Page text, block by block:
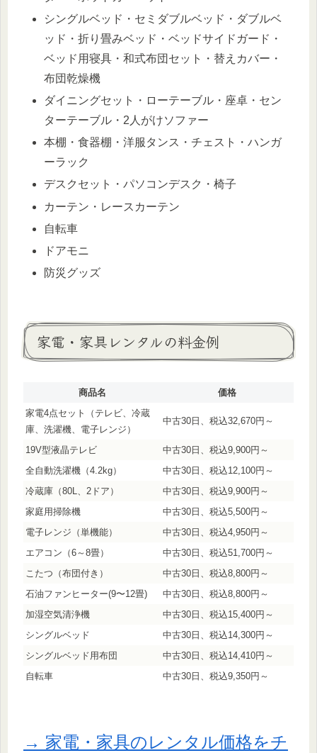
シングルベッド・セミダブルベッド・ダブルベ
ッド・折り畳みベッド・ベッドサイドガード・
ベッド用寝具・和式布団セット・替えカバー・
布団乾燥機
ダイニングセット・ローテーブル・座卓・セン
ターテーブル・2人がけソファー
本棚・食器棚・洋服タンス・チェスト・ハンガ
ーラック
デスクセット・パソコンデスク・椅子
カーテン・レースカーテン
自転車
ドアモニ
防災グッズ
家電・家具レンタルの料金例
商品名
価格
家電4点セット（テレビ、冷蔵
庫、洗濯機、電子レンジ）
中古30日、税込32,670円～
19V型液晶テレビ
中古30日、税込9,900円～
全自動洗濯機（4.2kg）
中古30日、税込12,100円～
冷蔵庫（80L、2ドア）
中古30日、税込9,900円～
家庭用掃除機
中古30日、税込5,500円～
電子レンジ（単機能）
中古30日、税込4,950円～
エアコン（6～8畳）
中古30日、税込51,700円～
こたつ（布団付き）
中古30日、税込8,800円～
石油ファンヒーター(9〜12畳)
中古30日、税込8,800円～
加湿空気清浄機
中古30日、税込15,400円～
シングルベッド
中古30日、税込14,300円～
シングルベッド用布団
中古30日、税込14,410円～
自転車
中古30日、税込9,350円～
→ 家電・家具のレンタル価格をチ